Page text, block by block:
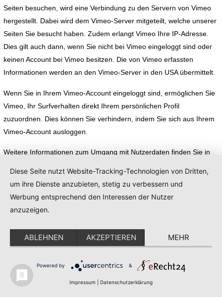
Seiten besuchen, wird eine Verbindung zu den Servern von Vimeo
hergestellt. Dabei wird dem Vimeo-Server mitgeteilt, welche unserer
Seiten Sie besucht haben. Zudem erlangt Vimeo Ihre IP-Adresse.
Dies gilt auch dann, wenn Sie nicht bei Vimeo eingeloggt sind oder
keinen Account bei Vimeo besitzen. Die von Vimeo erfassten
Informationen werden an den Vimeo-Server in den USA übermittelt.
Wenn Sie in Ihrem Vimeo-Account eingeloggt sind, ermöglichen Sie
Vimeo, Ihr Surfverhalten direkt Ihrem persönlichen Profil
zuzuordnen. Dies können Sie verhindern, indem Sie sich aus Ihrem
Vimeo-Account ausloggen.
Weitere Informationen zum Umgang mit Nutzerdaten finden Sie in
Google Web Fonts
Diese Seite nutzt zur einheitlichen Darstellung von Schriftarten so
Browsercache, um Texte und Schriftarten korrekt anzuzeigen.
Diese Seite nutzt Website-Tracking-Technologien von Dritten,
um ihre Dienste anzubieten, stetig zu verbessern und
Werbung entsprechend den Interessen der Nutzer
anzuzeigen.
ABLEHNEN AKZEPTIEREN MEHR
Powered by &
Impressum Datenschutzerklärung